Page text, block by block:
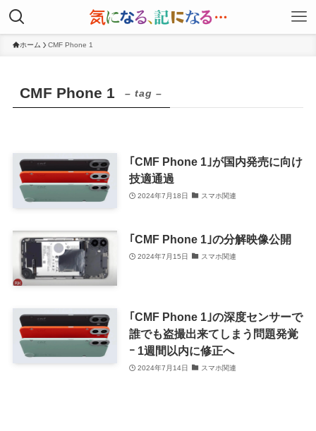
ホーム CMF Phone 1
CMF Phone 1 – tag –
｢CMF Phone 1｣が国内発売に向け
技適通過
2024年7月18日 スマホ関連
｢CMF Phone 1｣の分解映像公開
2024年7月15日 スマホ関連
｢CMF Phone 1｣の深度センサーで
誰でも盗撮出来てしまう問題発覚
ｰ 1週間以内に修正へ
2024年7月14日 スマホ関連